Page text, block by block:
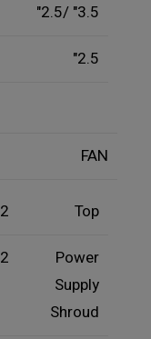
3.5" /2.5"
2.5"
FAN
Top
2 x 120mm / 2 x 140mm
Power
Supply
Shroud
2 x 120mm